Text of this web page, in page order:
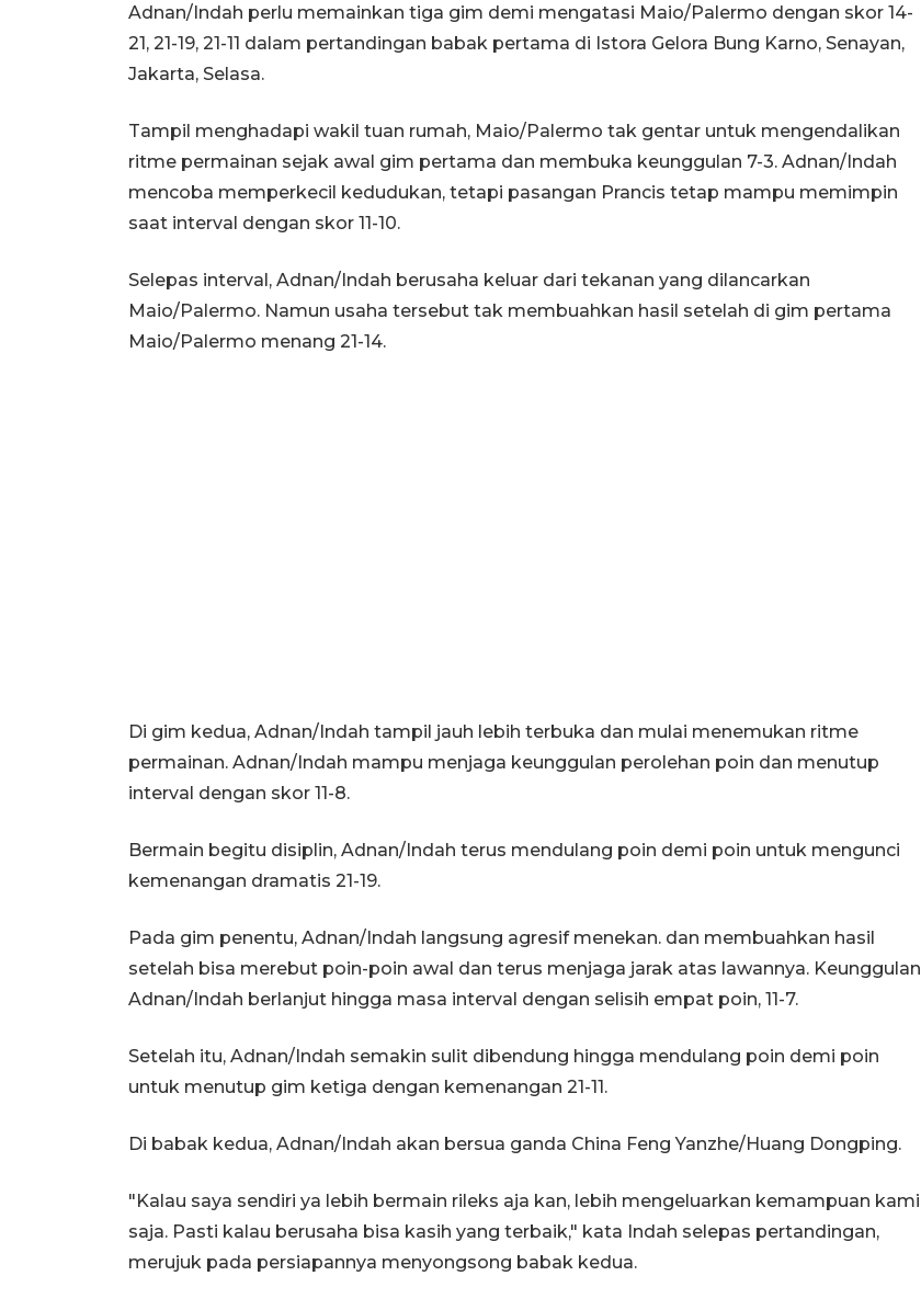
Adnan/Indah perlu memainkan tiga gim demi mengatasi Maio/Palermo dengan skor 14-
21, 21-19, 21-11 dalam pertandingan babak pertama di Istora Gelora Bung Karno, Senayan,
Jakarta, Selasa.
Tampil menghadapi wakil tuan rumah, Maio/Palermo tak gentar untuk mengendalikan
ritme permainan sejak awal gim pertama dan membuka keunggulan 7-3. Adnan/Indah
mencoba memperkecil kedudukan, tetapi pasangan Prancis tetap mampu memimpin
saat interval dengan skor 11-10.
Selepas interval, Adnan/Indah berusaha keluar dari tekanan yang dilancarkan
Maio/Palermo. Namun usaha tersebut tak membuahkan hasil setelah di gim pertama
Maio/Palermo menang 21-14.
Di gim kedua, Adnan/Indah tampil jauh lebih terbuka dan mulai menemukan ritme
permainan. Adnan/Indah mampu menjaga keunggulan perolehan poin dan menutup
interval dengan skor 11-8.
Bermain begitu disiplin, Adnan/Indah terus mendulang poin demi poin untuk mengunci
kemenangan dramatis 21-19.
Pada gim penentu, Adnan/Indah langsung agresif menekan. dan membuahkan hasil
setelah bisa merebut poin-poin awal dan terus menjaga jarak atas lawannya. Keunggulan
Adnan/Indah berlanjut hingga masa interval dengan selisih empat poin, 11-7.
Setelah itu, Adnan/Indah semakin sulit dibendung hingga mendulang poin demi poin
untuk menutup gim ketiga dengan kemenangan 21-11.
Di babak kedua, Adnan/Indah akan bersua ganda China Feng Yanzhe/Huang Dongping.
"Kalau saya sendiri ya lebih bermain rileks aja kan, lebih mengeluarkan kemampuan kami
saja. Pasti kalau berusaha bisa kasih yang terbaik," kata Indah selepas pertandingan,
merujuk pada persiapannya menyongsong babak kedua.